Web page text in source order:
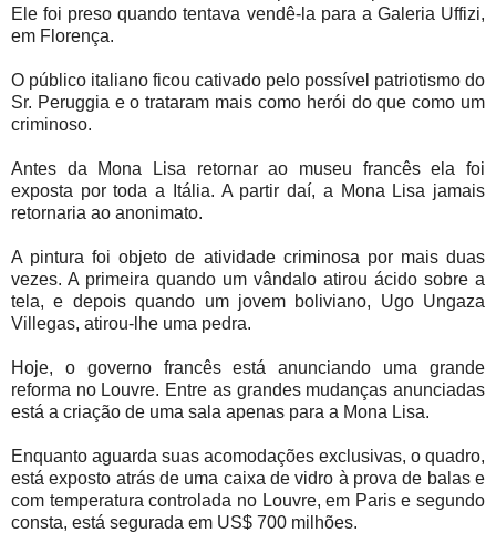
Ele foi preso quando tentava vendê-la para a Galeria Uffizi,
em Florença.
O público italiano ficou cativado pelo possível patriotismo do
Sr. Peruggia e o trataram mais como herói do que como um
criminoso.
Antes da Mona Lisa retornar ao museu francês ela foi
exposta por toda a Itália. A partir daí, a Mona Lisa jamais
retornaria ao anonimato.
A pintura foi objeto de atividade criminosa por mais duas
vezes. A primeira quando um vândalo atirou ácido sobre a
tela, e depois quando um jovem boliviano, Ugo Ungaza
Villegas, atirou-lhe uma pedra.
Hoje, o governo francês está anunciando uma grande
reforma no Louvre. Entre as grandes mudanças anunciadas
está a criação de uma sala apenas para a Mona Lisa.
Enquanto aguarda suas acomodações exclusivas, o quadro,
está exposto atrás de uma caixa de vidro à prova de balas e
com temperatura controlada no Louvre, em Paris e segundo
consta, está segurada em US$ 700 milhões.